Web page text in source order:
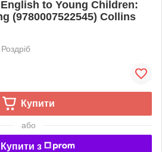
to Young Children:
(9780007522545) Collins
Роздріб
Купити
або
Купити з